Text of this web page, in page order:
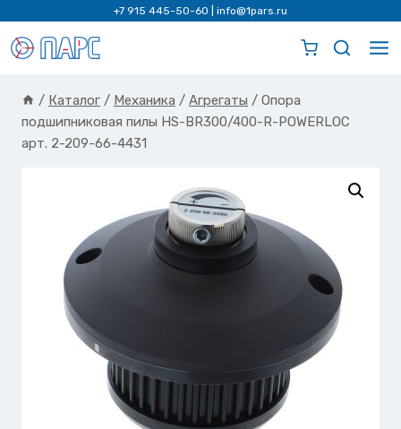
содержимому
+7 915 445-50-60 info@1pars.ru
/ Каталог / Механика / Агрегаты / Опора
подшипниковая пилы HS-BR300/400-R-POWERLOC
арт. 2-209-66-4431